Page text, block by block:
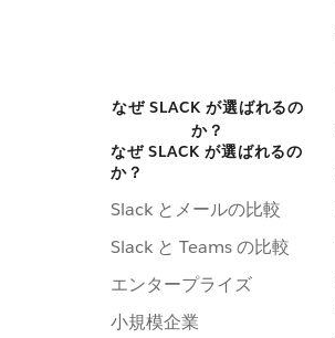
なぜ SLACK が選ばれるの
か？
なぜ SLACK が選ばれるの
か？
Slack とメールの比較
Slack と Teams の比較
エンタープライズ
小規模企業